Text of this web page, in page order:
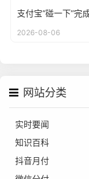
2026-08-06
网站分类
实时要闻
知识百科
抖音月付